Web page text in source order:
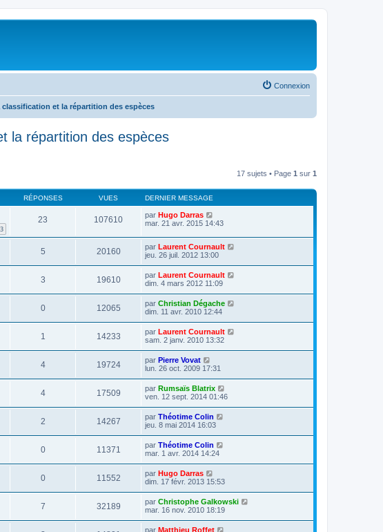
Connexion
et la répartition des espèces
la répartition des espèces
17 sujets • Page 1 sur 1
RÉPONSES VUES DERNIER MESSAGE
3
23 107610 par Hugo Darras
mar. 21 avr. 2015 14:43
5 20160 par Laurent Cournault
jeu. 26 juil. 2012 13:00
3 19610 par Laurent Cournault
dim. 4 mars 2012 11:09
0 12065 par Christian Dégache
dim. 11 avr. 2010 12:44
1 14233 par Laurent Cournault
sam. 2 janv. 2010 13:32
4 19724 par Pierre Vovat
lun. 26 oct. 2009 17:31
4 17509 par Rumsaïs Blatrix
ven. 12 sept. 2014 01:46
2 14267 par Théotime Colin
jeu. 8 mai 2014 16:03
0 11371 par Théotime Colin
mar. 1 avr. 2014 14:24
0 11552 par Hugo Darras
dim. 17 févr. 2013 15:53
7 32189 par Christophe Galkowski
mar. 16 nov. 2010 18:19
par Matthieu Roffet